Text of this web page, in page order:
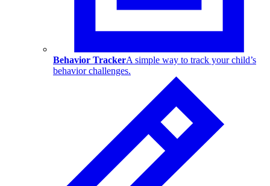
Behavior TrackerA simple way to track your child’s
behavior challenges.